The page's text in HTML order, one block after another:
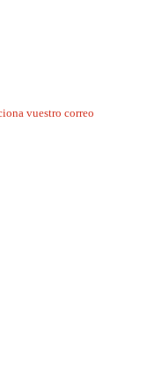
vuestro correo